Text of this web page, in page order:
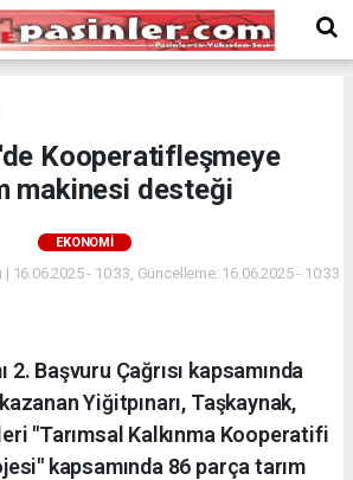
Kooperatifleşmeye
makinesi desteği
EKONOMI
16.06.2025 - 10:33, Güncelleme: 16.06.2025 - 10:33
2. Başvuru Çağrısı kapsamında
Yiğitpınarı, Taşkaynak,
"Tarımsal Kalkınma Kooperatifi
kapsamında 86 parça tarım